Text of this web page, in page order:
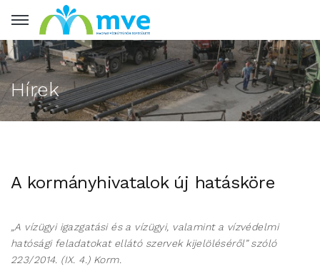
Hírek
A kormányhivatalok új hatásköre
„A vízügyi igazgatási és a vízügyi, valamint a vízvédelmi
hatósági feladatokat ellátó szervek kijelöléséről” szóló
223/2014. (IX. 4.) Korm.